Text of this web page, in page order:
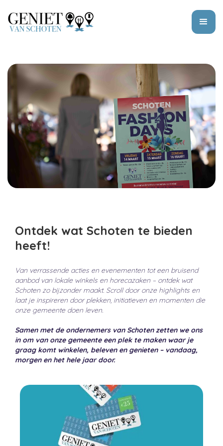
Ontdek wat Schoten te bieden
heeft!
Van verrassende acties en evenementen tot een bruisend
aanbod van lokale winkels en horecazaken – ontdek wat
Schoten zo bijzonder maakt. Scroll door onze highlights en
laat je inspireren door plekken, initiatieven en momenten die
onze gemeente doen leven.
Samen met de ondernemers van Schoten zetten we ons
in om van onze gemeente een plek te maken waar je
graag komt winkelen, beleven en genieten – vandaag,
morgen en het hele jaar door.